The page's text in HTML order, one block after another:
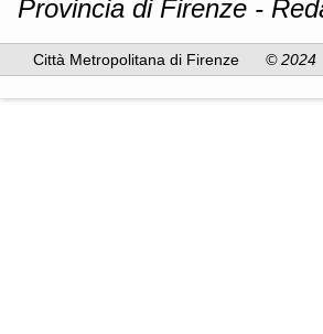
Provincia di Firenze -
Città Metropolitana di Firenze © 2024